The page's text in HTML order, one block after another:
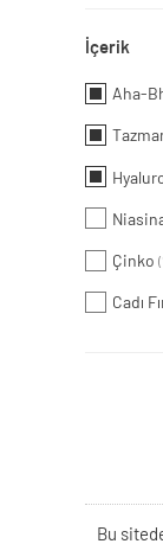
İçerik
Aha-
Çinko
Cadı
Bu